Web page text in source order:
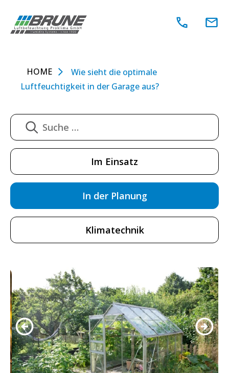
Inhalt
springen
HOME
Wie sieht die optimale
Luftfeuchtigkeit in der Garage aus?
Im Einsatz
In der Planung
Klimatechnik